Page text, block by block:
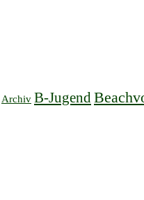
Archiv B-Jugend